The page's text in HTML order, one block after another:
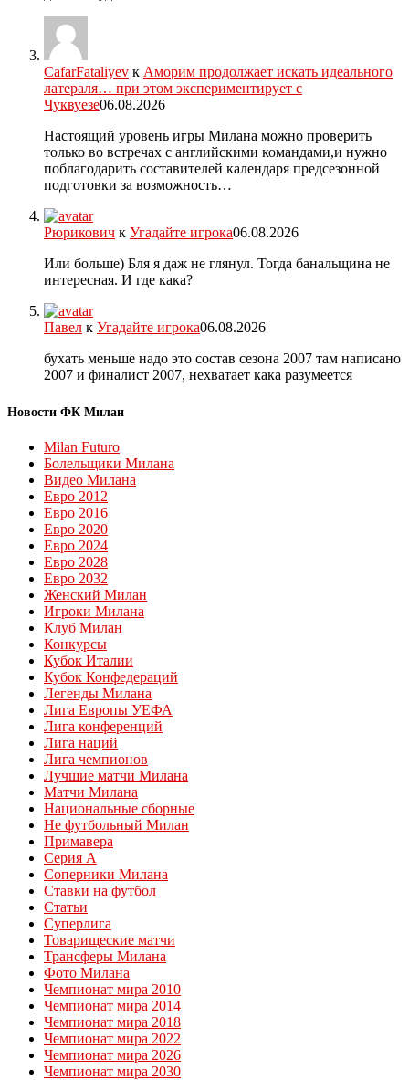
CafarFataliyev к Аморим продолжает искать идеального
латераля… при этом экспериментирует с
Чуквуезе06.08.2026
Настоящий уровень игры Милана можно проверить
только во встречах с английскими командами,и нужно
поблагодарить составителей календаря предсезонной
подготовки за возможность…
Рюрикович к Угадайте игрока06.08.2026
Или больше) Бля я даж не глянул. Тогда банальщина не
интересная. И где кака?
Павел к Угадайте игрока06.08.2026
бухать меньше надо это состав сезона 2007 там написано
2007 и финалист 2007, нехватает кака разумеется
Новости ФК Милан
Milan Futuro
Болельщики Милана
Видео Милана
Евро 2012
Евро 2016
Евро 2020
Евро 2024
Евро 2028
Евро 2032
Женский Милан
Игроки Милана
Клуб Милан
Конкурсы
Кубок Италии
Кубок Конфедераций
Легенды Милана
Лига Европы УЕФА
Лига конференций
Лига наций
Лига чемпионов
Лучшие матчи Милана
Матчи Милана
Национальные сборные
Не футбольный Милан
Примавера
Серия А
Соперники Милана
Ставки на футбол
Статьи
Суперлига
Товарищеские матчи
Трансферы Милана
Фото Милана
Чемпионат мира 2010
Чемпионат мира 2014
Чемпионат мира 2018
Чемпионат мира 2022
Чемпионат мира 2026
Чемпионат мира 2030